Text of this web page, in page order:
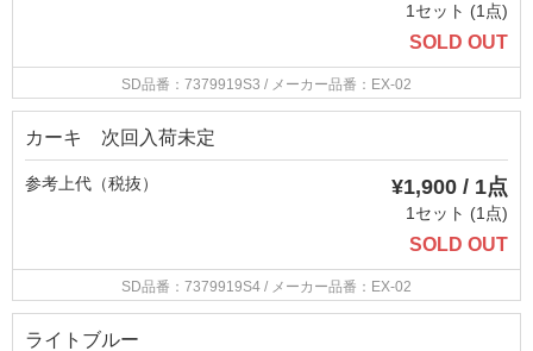
1セット (1点)
SOLD OUT
SD品番：7379919S3 / メーカー品番：EX-02
カーキ 次回入荷未定
参考上代（税抜） ¥1,900 / 1点
1セット (1点)
SOLD OUT
SD品番：7379919S4 / メーカー品番：EX-02
ライトブルー